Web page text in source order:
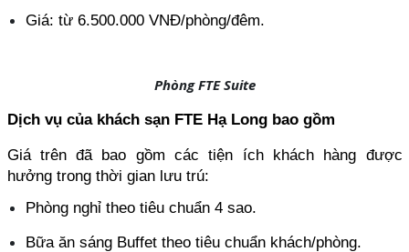
Giá: từ 6.500.000 VNĐ/phòng/đêm.
Phòng FTE Suite
Dịch vụ của khách sạn FTE Hạ Long bao gồm
Giá trên đã bao gồm các tiện ích khách hàng được
hưởng trong thời gian lưu trú:
Phòng nghỉ theo tiêu chuẩn 4 sao.
Bữa ăn sáng Buffet theo tiêu chuẩn khách/phòng.